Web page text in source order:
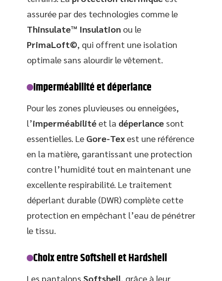
assurée par des technologies comme le
Thinsulate™ Insulation ou le
PrimaLoft©, qui offrent une isolation
optimale sans alourdir le vêtement.
Imperméabilité et déperlance
Pour les zones pluvieuses ou enneigées,
l’imperméabilitéet la déperlance sont
essentielles. Le Gore-Texest une référence
en la matière, garantissant une protection
contre l’humidité tout en maintenant une
excellente respirabilité. Le traitement
déperlant durable (DWR) complète cette
protection en empêchant l’eau de pénétrer
le tissu.
Choix entre Softshell et Hardshell
Les pantalons Softshell, grâce à leur